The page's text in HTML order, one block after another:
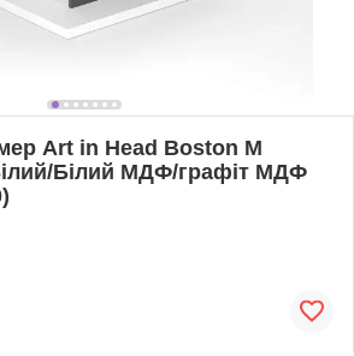
Art in Head Boston M
Білий МДФ/графіт МДФ